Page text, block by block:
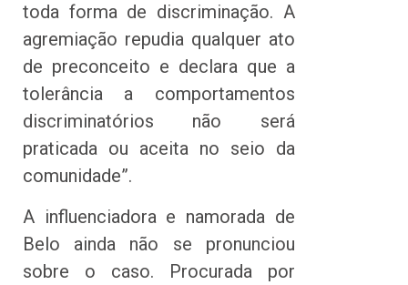
toda forma de discriminação. A
agremiação repudia qualquer ato
de preconceito e declara que a
tolerância a comportamentos
discriminatórios não será
praticada ou aceita no seio da
comunidade”.
A influenciadora e namorada de
Belo ainda não se pronunciou
sobre o caso. Procurada por